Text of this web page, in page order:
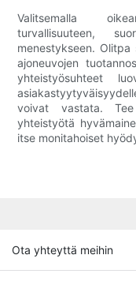
Valitsemalla
turvallisuuteen,
menestykseen. Olitpa
ajoneuvojen
yhteistyösuhteet
voivat vastata.
yhteistyötä
itse monitahoiset
Ota yhteyttä meihin